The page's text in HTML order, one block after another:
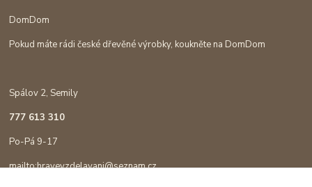
DomDom
Pokud máte rádi české dřevěné výrobky, koukněte na DomDom
Spálov 2, Semily
777 613 310
Po-Pá 9-17
mailto:hravevzdelavani@seznam.cz